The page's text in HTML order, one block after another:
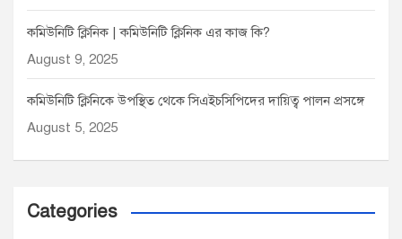
কমিউনিটি ক্লিনিক | কমিউনিটি ক্লিনিক এর কাজ কি?
August 9, 2025
কমিউনিটি ক্লিনিকে উপস্থিত থেকে সিএইচসিপিদের দায়িত্ব পালন প্রসঙ্গে
August 5, 2025
Categories